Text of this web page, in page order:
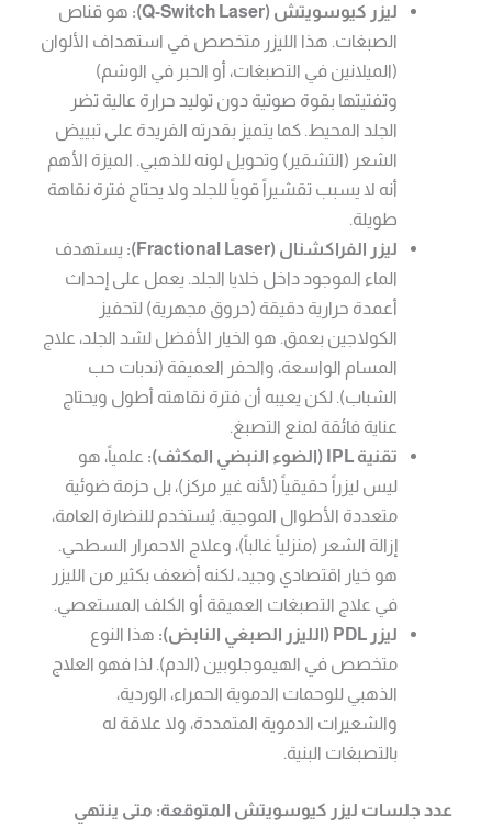
ليزر كيوسويتش (Q-Switch Laser):
هو قناص
الصبغات. هذا الليزر متخصص في استهداف الألوان
(الميلانين في التصبغات، أو الحبر في الوشم)
وتفتيتها بقوة صوتية دون توليد حرارة عالية تضر
الجلد المحيط. كما يتميز بقدرته الفريدة على تبييض
الشعر (التشقير) وتحويل لونه للذهبي. الميزة الأهم
أنه لا يسبب تقشيراً قوياً للجلد ولا يحتاج فترة نقاهة
طويلة.
ليزر الفراكشنال (Fractional Laser):
يستهدف
الماء الموجود داخل خلايا الجلد. يعمل على إحداث
أعمدة حرارية دقيقة (حروق مجهرية) لتحفيز
الكولاجين بعمق. هو الخيار الأفضل لشد الجلد، علاج
المسام الواسعة، والحفر العميقة (ندبات حب
الشباب). لكن يعيبه أن فترة نقاهته أطول ويحتاج
عناية فائقة لمنع التصبغ.
تقنية IPL (الضوء النبضي المكثف):
علمياً، هو
ليس ليزراً حقيقياً (لأنه غير مركز)، بل حزمة ضوئية
متعددة الأطوال الموجية. يُستخدم للنضارة العامة،
إزالة الشعر (منزلياً غالباً)، وعلاج الاحمرار السطحي.
هو خيار اقتصادي وجيد، لكنه أضعف بكثير من الليزر
في علاج التصبغات العميقة أو الكلف المستعصي.
ليزر PDL (الليزر الصبغي النابض):
هذا النوع
متخصص في الهيموجلوبين (الدم). لذا فهو العلاج
الذهبي للوحمات الدموية الحمراء، الوردية،
والشعيرات الدموية المتمددة، ولا علاقة له
بالتصبغات البنية.
عدد جلسات ليزر كيوسويتش المتوقعة: متى ينتهي